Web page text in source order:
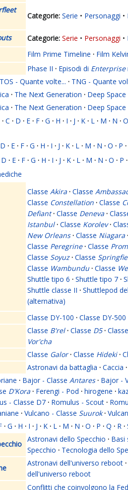
Serie Personaggi
Serie Personaggi
Film Prime Timeline · Film
Phase II · Episodi di Enterprise
TOS - Quante volte... · TNG - Quante
· The Next Generation · Deep Space
· The Next Generation · Deep Space
· C · D · E · F · G · H · I · J · K · L · M · N · O
D · E · F · G · H · I · J · K · L · M · N · O · P ·
D · E · F · G · H · I · J · K · L · M · N · O · P ·
Classe Akira · Classe
Classe Constellation · Classe
Defiant · Classe Deneva ·
Istanbul · Classe Korolev ·
New Orleans · Classe Niagara ·
Classe Peregrine · Classe
Classe Soyuz · Classe
Classe Wambundu · Classe
Shuttle tipo 6 · Shuttle tipo 7 ·
Shuttle classe II · Shuttlepod
(alternativa)
Classe DY-100 · Classe DY-500
Classe B'rel · Classe D5 · Classe
Vor'cha
Classe Galor · Classe Hideki ·
Astronavi da battaglia · Caccia ·
· Bajor - Classe Antares · Bajor -
D'Kora · Ferengi - Pod · hirogene ·
- Classe D7 · Romulus - Scout ·
· Vulcano - Classe Suurok ·
· G · H · I · J · K · L · M · N · O · P · Q · R ·
Astronavi dello Specchio · Basi
Specchio · Tecnologia dello
Astronavi dell'universo reboot ·
dell'universo reboot
Conflitti che coinvolgono la